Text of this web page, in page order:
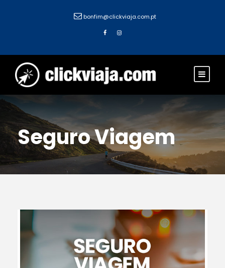
bonfim@clickviaja.com.pt
Seguro Viagem